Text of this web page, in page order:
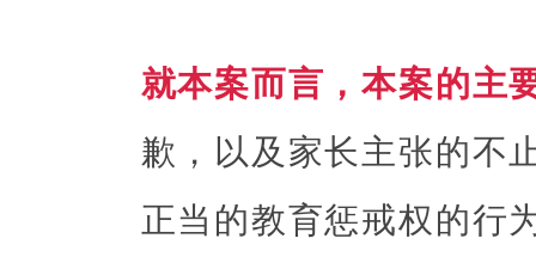
就本案而言，本案的主
歉，以及家长主张的不
正当的教育惩戒权的行